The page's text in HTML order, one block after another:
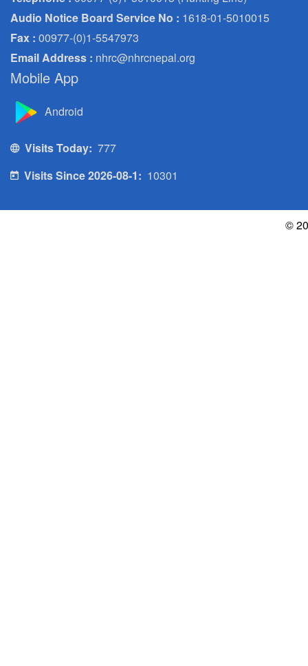
Audio Notice Board Service No : 1618-01-5010015
Fax : 00977-(0)1-5547973
Email Address : nhrc@nhrcnepal.org
Mobile App
Android
Visits Today: 777
Visits Since 2026-08-1: 10301
©